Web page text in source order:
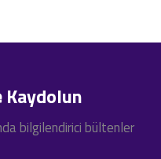
Kaydolun
bilgilendirici bültenler